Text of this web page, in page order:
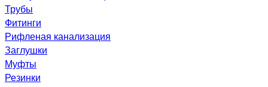
Трубы
Фитинги
Рифленая канализация
Заглушки
Муфты
Резинки